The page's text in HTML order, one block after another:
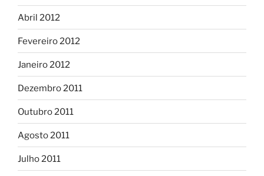
Abril 2012
Fevereiro 2012
Janeiro 2012
Dezembro 2011
Outubro 2011
Agosto 2011
Julho 2011